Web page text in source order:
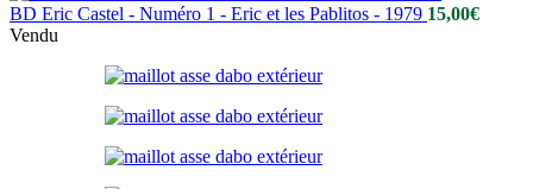
BD Eric Castel - Numéro 1 - Eric et les Pablitos - 1979 15,00€
Vendu